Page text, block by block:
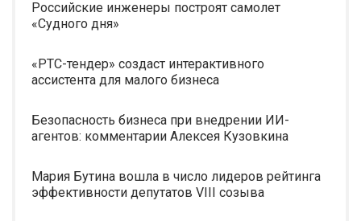
Российские инженеры построят самолет
«Судного дня»
«РТС-тендер» создаст интерактивного
ассистента для малого бизнеса
Безопасность бизнеса при внедрении ИИ-
агентов: комментарии Алексея Кузовкина
Мария Бутина вошла в число лидеров рейтинга
эффективности депутатов VIII созыва